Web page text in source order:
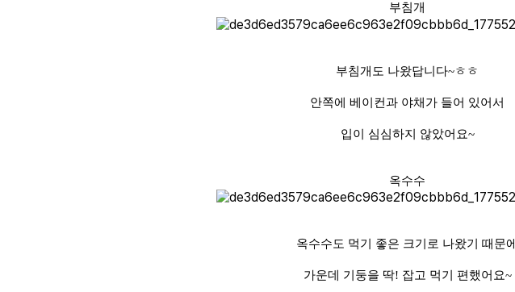
부침개
부침개도 나왔답니다~ㅎㅎ
안쪽에 베이컨과 야채가 들어 있어서
입이 심심하지 않았어요~
옥수수
옥수수도 먹기 좋은 크기로 나왔기 때문에
가운데 기둥을 딱! 잡고 먹기 편했어요~